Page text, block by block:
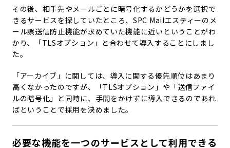
その後、相手先やメールごとに暗号化するかどうかを選択で
きるサービスを探していたところ、SPC Mailエスティーのメ
ール誤送信防止機能が求めていた機能に近いということがわ
かり、「TLSオプション」と合わせて導入することにしまし
た。
「アーカイブ」に関しては、導入に関する優先順位はあまり
高くなかったのですが、「TLSオプション」や「送信ファイ
ルの暗号化」と同時に、手間をかけずに導入できるのであれ
ばということで採用を決めました。
必要な機能を一つのサービスとして利用できる